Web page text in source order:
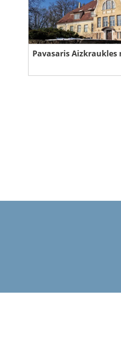
Pavasaris Aizkraukles